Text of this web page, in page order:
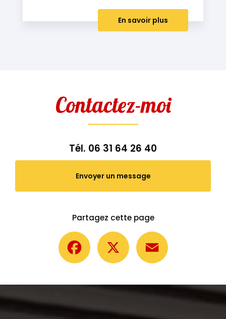
En savoir plus
Contactez-moi
Tél. 06 31 64 26 40
Envoyer un message
Partagez cette page
Facebook